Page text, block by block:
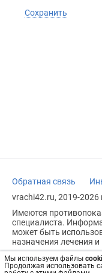
Мы используем файлы
Продолжая использовать
Сохранить
Обратная связь
vrachi42.ru, 2019-2026
Имеются
специалиста.
может быть
назначения лечения
Возрастное